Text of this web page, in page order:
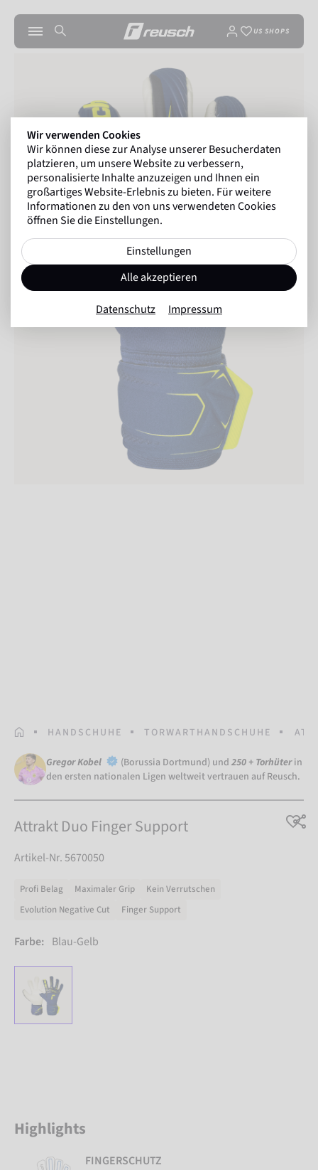
US SHOPS
STARTSEITEHANDSCHUHE TORWARTHANDSCHUHE
Gregor Kobel (Borussia Dortmund) und 250 + Torhüter in
den ersten nationalen Ligen weltweit vertrauen auf Reusch.
Attrakt Duo Finger Support
Artikel-Nr. 5670050
Profi Belag Maximaler Grip
Kein Verrutschen
Evolution Negative Cut
Finger Support
Farbe: Blau-Gelb
Highlights
FINGERSCHUTZ
Wir verwenden Cookies
Wir können diese zur Analyse unserer Besucherdaten
platzieren, um unsere Website zu verbessern,
personalisierte Inhalte anzuzeigen und Ihnen ein
großartiges Website-Erlebnis zu bieten. Für weitere
Informationen zu den von uns verwendeten Cookies
öffnen Sie die Einstellungen.
Einstellungen
Alle akzeptieren
Datenschutz Impressum